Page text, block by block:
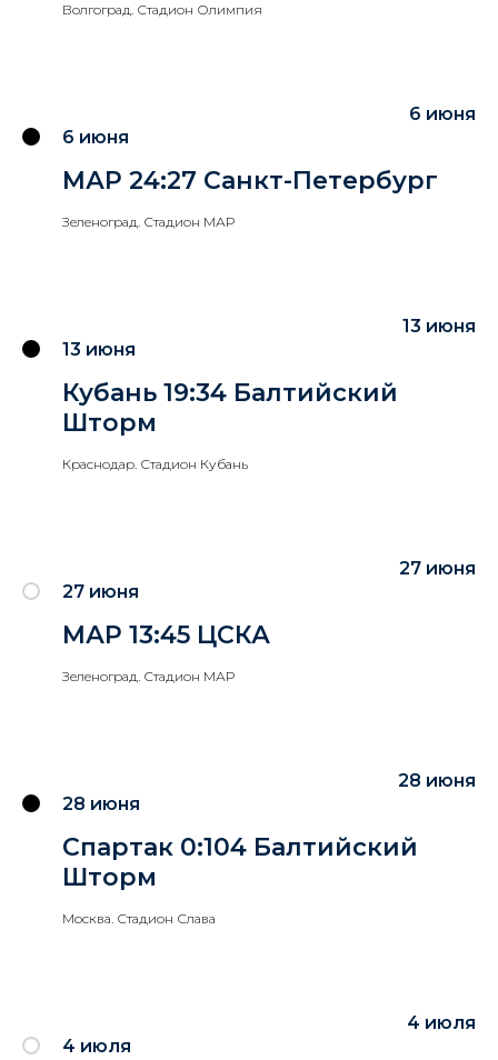
Волгоград. Стадион Олимпия
6 июня
6 июня
МАР 24:27 Санкт-Петербург
Зеленоград. Стадион МАР
13 июня
13 июня
Кубань 19:34 Балтийский
Шторм
Краснодар. Стадион Кубань
27 июня
27 июня
МАР 13:45 ЦСКА
Зеленоград. Стадион МАР
28 июня
28 июня
Спартак 0:104 Балтийский
Шторм
Москва. Стадион Слава
4 июля
4 июля